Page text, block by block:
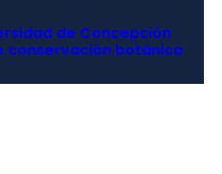
de Concepción
conservación botánica